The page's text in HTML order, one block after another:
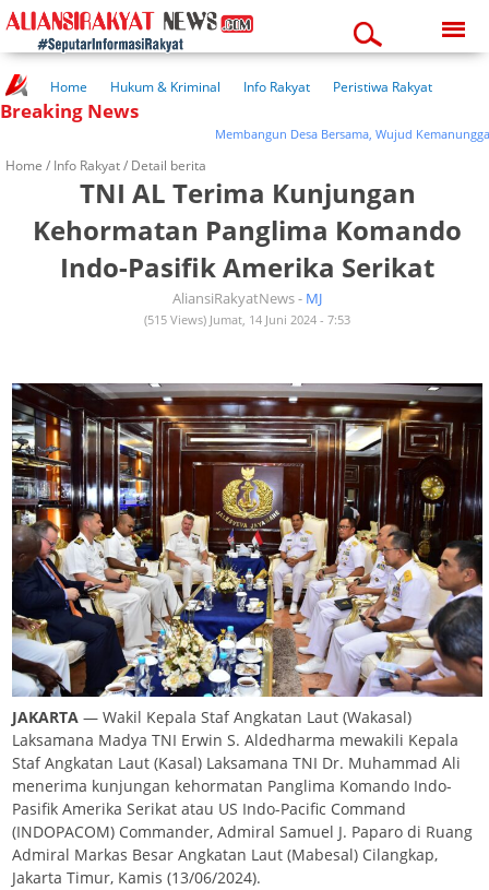
04:22:22 am
Home Hukum & Kriminal Info Rakyat
Peristiwa Rakyat
Kuliner Rakyat
Wisata Rakyat
Breaking News
Membangun Desa Bersama, Wujud Kemanunggalan
Home / Info Rakyat/ Detail berita
TNI AL Terima Kunjungan
Kehormatan Panglima Komando
Indo-Pasifik Amerika Serikat
AliansiRakyatNews - MJ
(515 Views) Jumat, 14 Juni 2024 - 7:53
JAKARTA — Wakil Kepala Staf Angkatan Laut (Wakasal)
Laksamana Madya TNI Erwin S. Aldedharma mewakili Kepala
Staf Angkatan Laut (Kasal) Laksamana TNI Dr. Muhammad Ali
menerima kunjungan kehormatan Panglima Komando Indo-
Pasifik Amerika Serikat atau US Indo-Pacific Command
(INDOPACOM) Commander, Admiral Samuel J. Paparo di Ruang
Admiral Markas Besar Angkatan Laut (Mabesal) Cilangkap,
Jakarta Timur, Kamis (13/06/2024).